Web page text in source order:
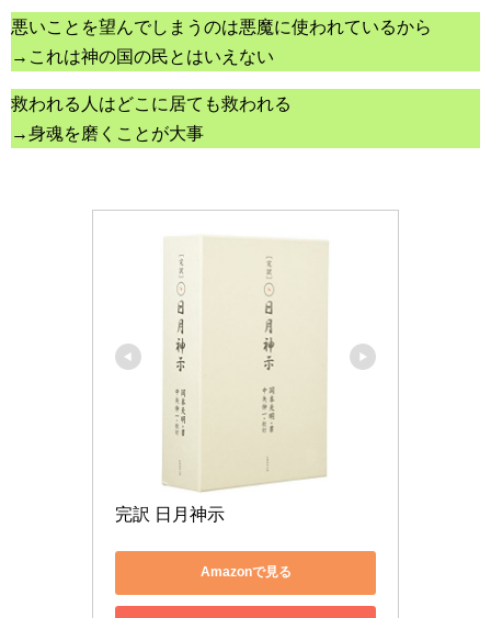
悪いことを望んでしまうのは悪魔に使われているから
→これは神の国の民とはいえない
救われる人はどこに居ても救われる
→身魂を磨くことが大事
完訳 日月神示
Amazonで見る